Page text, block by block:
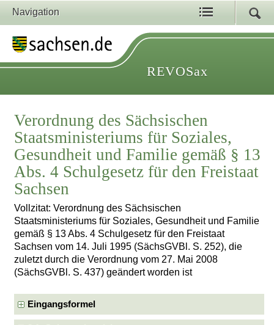
Navigation
REVOSax
Verordnung des Sächsischen
Staatsministeriums für Soziales,
Gesundheit und Familie gemäß § 13
Abs. 4 Schulgesetz für den Freistaat
Sachsen
Vollzitat: Verordnung des Sächsischen
Staatsministeriums für Soziales, Gesundheit und Familie
gemäß § 13 Abs. 4 Schulgesetz für den Freistaat
Sachsen vom 14. Juli 1995 (SächsGVBl. S. 252), die
zuletzt durch die Verordnung vom 27. Mai 2008
(SächsGVBl. S. 437) geändert worden ist
Eingangsformel